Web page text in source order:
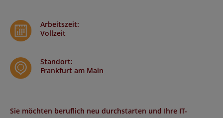
Arbeitszeit:
Vollzeit
Standort:
Frankfurt am Main
Sie möchten beruflich neu durchstarten und Ihre IT-